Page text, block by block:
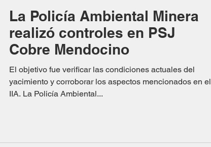
La Policía Ambiental Minera
realizó controles en PSJ
Cobre Mendocino
El objetivo fue verificar las condiciones actuales del
yacimiento y corroborar los aspectos mencionados en el
IIA. La Policía Ambiental...